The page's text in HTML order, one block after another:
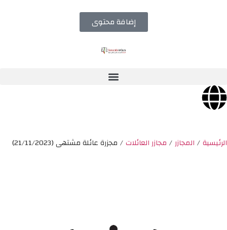
إضافة محتوى
الرئيسية/ المجازر/ مجازر العائلات/ مجزرة عائلة مشتهى (21/11/2023)